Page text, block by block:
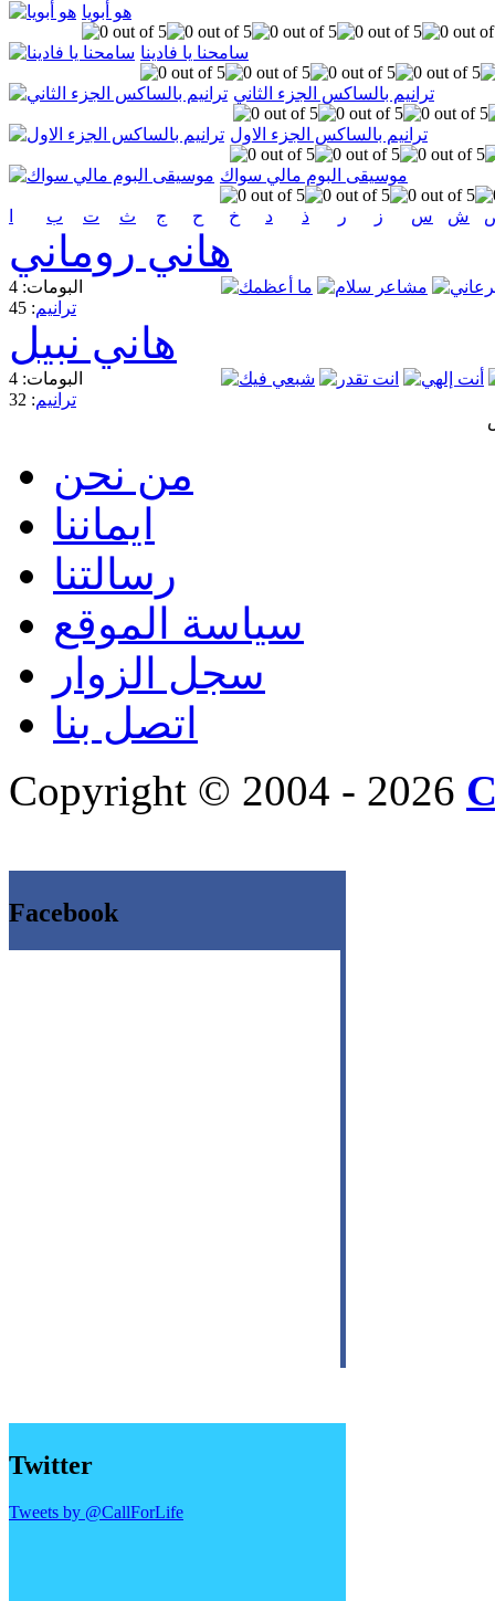
هو أبويا
سامحنا يا فادينا
ترانيم بالساكس الجزء الثاني
ترانيم بالساكس الجزء الاول
موسيقى البوم مالي سواك
ب ت ث ج ح خ د ذ ر ز س ش
هاني روماني
البومات: 4
ترانيم: 45
هاني نبيل
البومات: 4
ترانيم: 32
من نحن
ايماننا
رسالتنا
سياسة الموقع
سجل الزوار
اتصل بنا
Copyright © 2004 - 2026
Facebook
Twitter
Tweets by @CallForLife